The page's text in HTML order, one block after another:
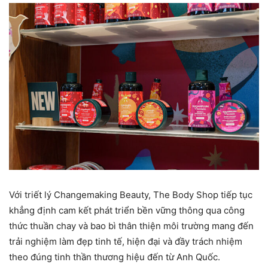
Với triết lý Changemaking Beauty, The Body Shop tiếp tục
khẳng định cam kết phát triển bền vững thông qua công
thức thuần chay và bao bì thân thiện môi trường mang đến
trải nghiệm làm đẹp tinh tế, hiện đại và đầy trách nhiệm
theo đúng tinh thần thương hiệu đến từ Anh Quốc.